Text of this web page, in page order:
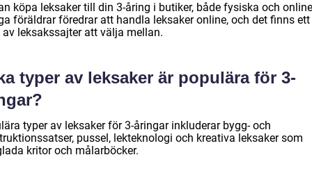
köpa leksaker till din 3-åring i butiker, både fysiska och
föräldrar föredrar att handla leksaker online, och det finns
av leksakssajter att välja mellan.
typer av leksaker är populära för 3-
typer av leksaker för 3-åringar inkluderar bygg- och
pussel, lekteknologi och kreativa leksaker som
kritor och målarböcker.